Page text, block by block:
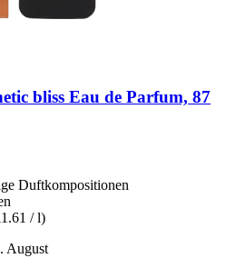
bliss Eau de Parfum, 87
Duftkompositionen
/ l)
August